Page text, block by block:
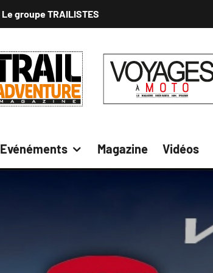
Le groupe TRAILISTES
Evénéments Magazine Vidéos